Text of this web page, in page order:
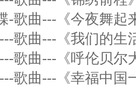
-歌曲---《今夜舞起
歌曲---《我们的生
歌曲---《呼伦贝尔
歌曲---《幸福中国